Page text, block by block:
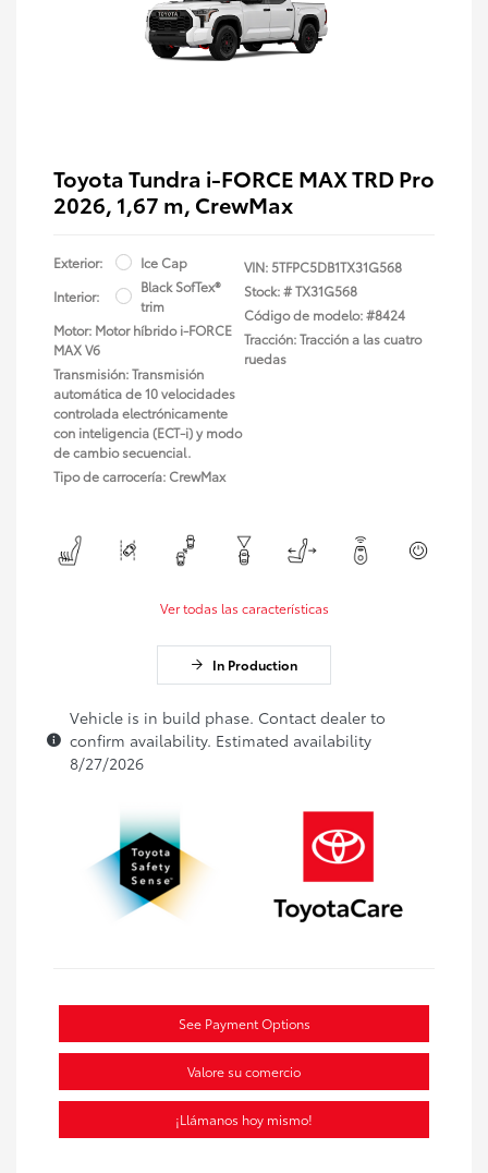
Toyota Tundra i-FORCE MAX TRD Pro
2026, 1,67 m, CrewMax
Exterior:
Ice Cap
Interior:
Black SofTex®
trim
Motor: Motor híbrido i-FORCE
MAX V6
Transmisión: Transmisión
automática de 10 velocidades
controlada electrónicamente
con inteligencia (ECT-i) y modo
de cambio secuencial.
Tipo de carrocería: CrewMax
VIN:5TFPC5DB1TX31G568
Stock: #TX31G568
Código de modelo: #8424
Tracción: Tracción a las cuatro
ruedas
Ver todas las características
In Production
Vehicle is in build phase. Contact dealer to
confirm availability. Estimated availability
8/27/2026
See Payment Options
Valore su comercio
¡Llámanos hoy mismo!